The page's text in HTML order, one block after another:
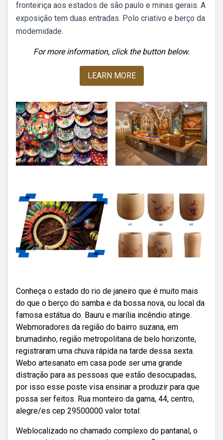
fronteiriça aos estados de são paulo e minas gerais. A
exposição tem duas entradas. Polo criativo e berço da
modernidade.
For more information, click the button below.
LEARN MORE
Conheça o estado do rio de janeiro que é muito mais
do que o berço do samba e da bossa nova, ou local da
famosa estátua do. Bauru e marília incêndio atinge.
Webmoradores da região do bairro suzana, em
brumadinho, região metropolitana de belo horizonte,
registraram uma chuva rápida na tarde dessa sexta.
Webo artesanato em casa pode ser uma grande
distração para as pessoas que estão desocupadas,
por isso esse poste visa ensinar a produzir para que
possa ser feitos. Rua monteiro da gama, 44, centro,
alegre/es cep 29500000 valor total:
Weblocalizado no chamado complexo do pantanal, o